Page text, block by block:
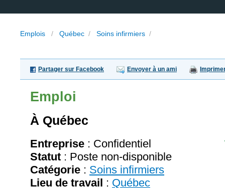
Emplois / Québec / Soins infirmiers /
Partager sur Facebook Envoyer à un ami
Emploi
À Québec
Entreprise : Confidentiel
Statut : Poste non-disponible
Catégorie : Soins infirmiers
Lieu de travail : Québec